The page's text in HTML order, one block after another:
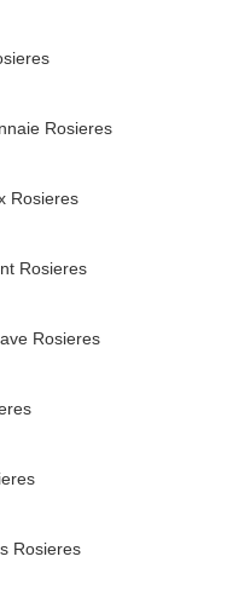
Rosieres
Rosieres
Rosieres
Rosieres
Rosieres